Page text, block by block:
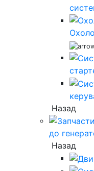
Назад
до
Назад